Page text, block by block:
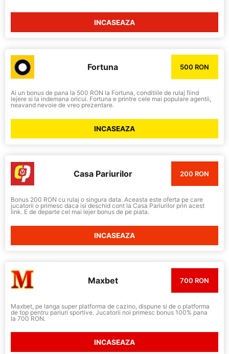
INCASEAZA
Fortuna 500 RON
Ai un bonus de pana la 500 RON la Fortuna, conditiile de rulaj fiind
lejere si la indemana oricui. Fortuna e printre cele mai populare agentii,
neavand nevoie de vreo prezentare.
INCASEAZA
Casa Pariurilor 200 RON
Bonus 200 RON cu rulaj o singura data. Aceasta este oferta pe care
jucatorii o primesc daca isi deschid cont la Casa Pariurilor prin acest
link. E de departe cel mai lejer bonus de pe piata.
INCASEAZA
Maxbet 700 RON
Maxbet, pe langa super platforma de cazino, dispune si de o platforma
de top pentru pariuri sportive. Jucatorii noi primesc bonus 100% pana
la 700 RON.
INCASEAZA